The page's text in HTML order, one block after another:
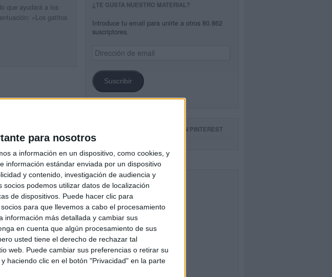
para nosotros
a información en un dispositivo, como cookies, y
información estándar enviada por un dispositivo
y contenido, investigación de audiencia y
podemos utilizar datos de localización
de dispositivos. Puede hacer clic para
para que llevemos a cabo el procesamiento
información más detallada y cambiar sus
en cuenta que algún procesamiento de sus
usted tiene el derecho de rechazar tal
web. Puede cambiar sus preferencias o retirar su
haciendo clic en el botón "Privacidad" en la parte
que ayudará a los
«Los gatitos
¿TE GUSTA NUESTRO MATERIAL?
Introduce tu email para unirte a otros 80.862
suscriptores.
Dirección
de
Suscribir
SIGUE NUESTROS TABLEROS EN PINTEREST